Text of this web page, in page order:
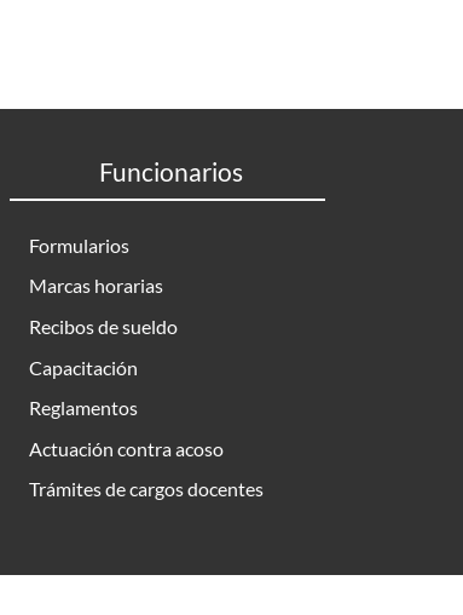
Funcionarios
Formularios
Marcas horarias
Recibos de sueldo
Capacitación
Reglamentos
Actuación contra acoso
Trámites de cargos docentes